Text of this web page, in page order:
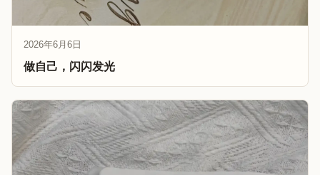
2026年6月6日
做自己，闪闪发光